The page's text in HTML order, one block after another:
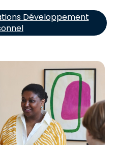
Développement